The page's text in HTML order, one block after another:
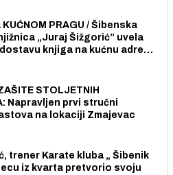
KUĆNOM PRAGU / Šibenska
„Juraj Šižgorić” uvela
knjiga na kućnu adresu
STOLJETNIH
Napravljen prvi stručni
na lokaciji Zmajevac
trener Karate kluba „ Šibenik
iz kvarta pretvorio svoju